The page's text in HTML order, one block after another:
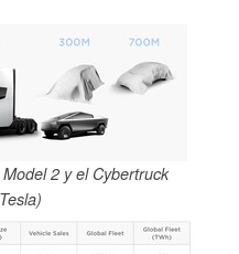
2 y el Cybertruck